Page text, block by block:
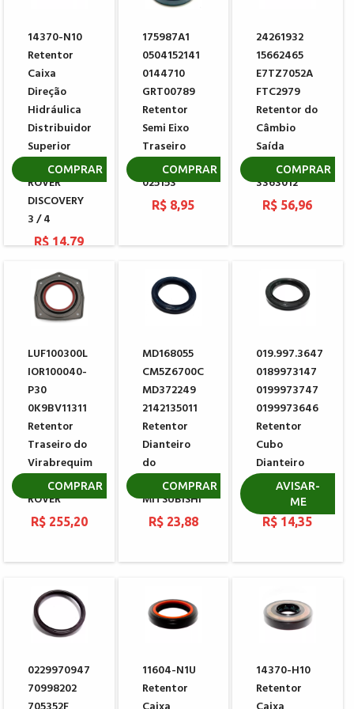
14370-N10
Retentor
Caixa
Direção
Hidráulica
Distribuidor
Superior
TRW LAND
ROVER
DISCOVERY
3 / 4
R$ 14,79
COMPRAR
175987A1
0504152141
0144710
GRT00789
Retentor
Semi Eixo
Traseiro
CARRARO
025153
R$ 8,95
COMPRAR
24261932
15662465
E7TZ7052A
FTC2979
Retentor do
Câmbio
Saída
EATON
3363012
R$ 56,96
COMPRAR
LUF100300L
IOR100040-
P30
0K9BV11311
Retentor
Traseiro do
Virabrequim
LAND
ROVER
R$ 255,20
COMPRAR
MD168055
CM5Z6700C
MD372249
2142135011
Retentor
Dianteiro
do
Virabrequim
MITSUBISHI
R$ 23,88
COMPRAR
019.997.3647
0189973147
0199973747
0199973646
Retentor
Cubo
Dianteiro
MERCEDES
R$ 14,35
AVISAR-
ME
0229970947
70998202
11604-N1U
Retentor
14370-H10
Retentor